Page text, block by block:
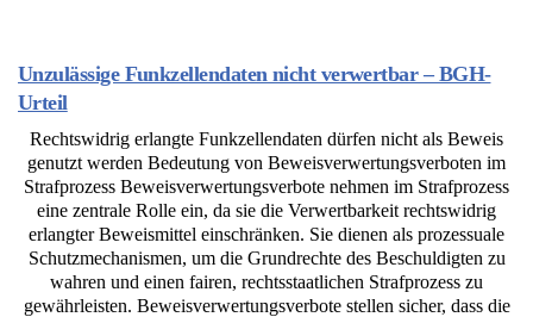
Unzulässige Funkzellendaten nicht verwertbar – BGH-
Urteil
Rechtswidrig erlangte Funkzellendaten dürfen nicht als Beweis
genutzt werden Bedeutung von Beweisverwertungsverboten im
Strafprozess Beweisverwertungsverbote nehmen im Strafprozess
eine zentrale Rolle ein, da sie die Verwertbarkeit rechtswidrig
erlangter Beweismittel einschränken. Sie dienen als prozessuale
Schutzmechanismen, um die Grundrechte des Beschuldigten zu
wahren und einen fairen, rechtsstaatlichen Strafprozess zu
gewährleisten. Beweisverwertungsverbote stellen sicher, dass die